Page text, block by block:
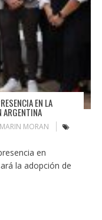
EN LA
ARGENTINA
MORAN
en
la adopción de